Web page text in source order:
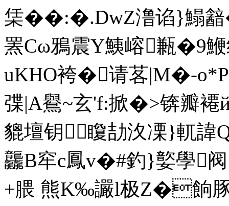
栠 ��:�.DwZ澛谄}鰨
罴Cω鴉震Y鮧嵱甉�9
uKHO袴�请茖|M�-
弽|A鸒~玄'f:掀�>锛瓣
貔壇钥 矎劼汷凓}軏
龘B窂c鳳v�#釣}嬜學
+腲 熊K‰讝l极Z�餉